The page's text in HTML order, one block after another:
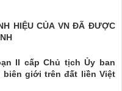
HIỆU CỦA VN ĐÃ ĐƯỢC
II cấp Chủ tịch Ủy ban
giới trên đất liền Việt